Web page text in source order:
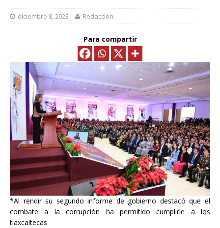
diciembre 8, 2023 Redacción
Para compartir
*Al rendir su segundo informe de gobierno destacó que el
combate a la corrupción ha permitido cumplirle a los
tlaxcaltecas